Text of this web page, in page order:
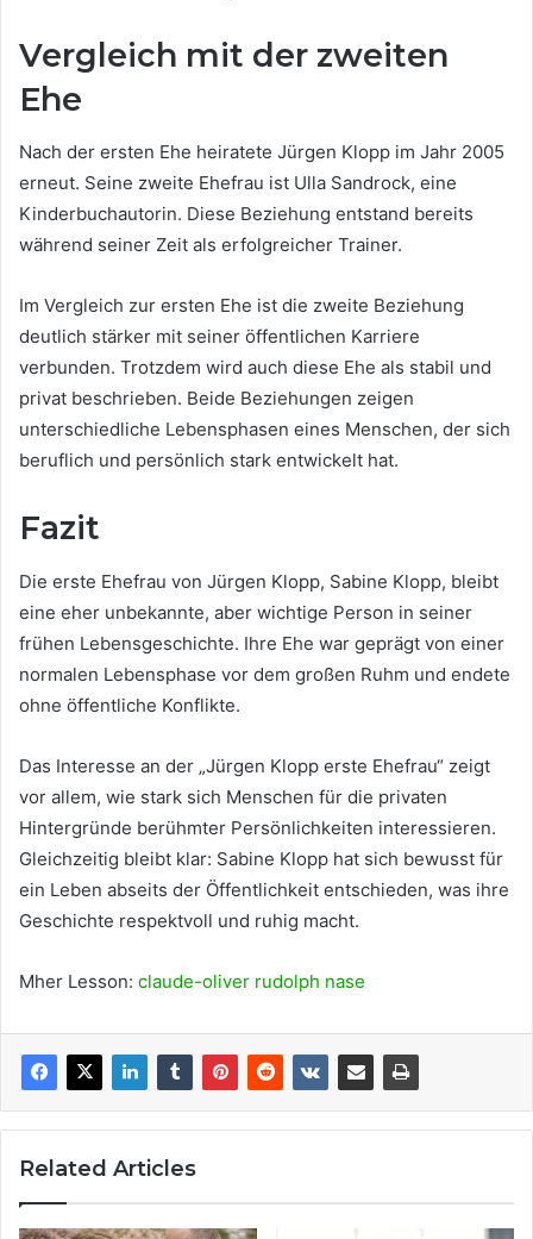
Vergleich mit der zweiten
Ehe
Nach der ersten Ehe heiratete Jürgen Klopp im Jahr 2005
erneut. Seine zweite Ehefrau ist Ulla Sandrock, eine
Kinderbuchautorin. Diese Beziehung entstand bereits
während seiner Zeit als erfolgreicher Trainer.
Im Vergleich zur ersten Ehe ist die zweite Beziehung
deutlich stärker mit seiner öffentlichen Karriere
verbunden. Trotzdem wird auch diese Ehe als stabil und
privat beschrieben. Beide Beziehungen zeigen
unterschiedliche Lebensphasen eines Menschen, der sich
beruflich und persönlich stark entwickelt hat.
Fazit
Die erste Ehefrau von Jürgen Klopp, Sabine Klopp, bleibt
eine eher unbekannte, aber wichtige Person in seiner
frühen Lebensgeschichte. Ihre Ehe war geprägt von einer
normalen Lebensphase vor dem großen Ruhm und endete
ohne öffentliche Konflikte.
Das Interesse an der „Jürgen Klopp erste Ehefrau“ zeigt
vor allem, wie stark sich Menschen für die privaten
Hintergründe berühmter Persönlichkeiten interessieren.
Gleichzeitig bleibt klar: Sabine Klopp hat sich bewusst für
ein Leben abseits der Öffentlichkeit entschieden, was ihre
Geschichte respektvoll und ruhig macht.
Mher Lesson: claude-oliver rudolph nase
Related Articles